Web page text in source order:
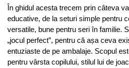
În ghidul acesta trecem prin câteva
educative, de la seturi simple pentru
versatile, bune pentru seri în familie.
„jocul perfect”, pentru că așa ceva
entuziaste de pe ambalaje. Scopul
pentru vârsta copilului, stilul lui de